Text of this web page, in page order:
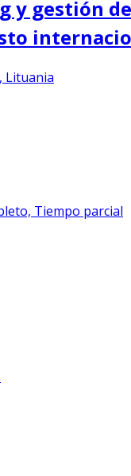
y gestión de
Lituania
Tiempo parcial